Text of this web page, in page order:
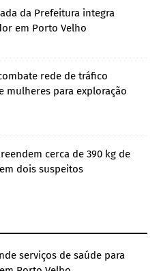
da Prefeitura integra
em Porto Velho
rede de tráfico
mulheres para exploração
cerca de 390 kg de
dois suspeitos
serviços de saúde para